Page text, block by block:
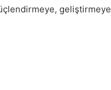
geliştirmeye